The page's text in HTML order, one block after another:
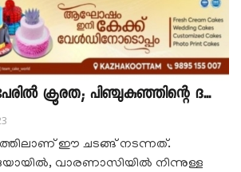
ക്രൂരത; പിഞ്ചുകുഞ്ഞിന്റെ ദ...
ഈ ചടങ്ങ് നടന്നത്.
വാരണാസിയിൽ നിന്നുള്ള